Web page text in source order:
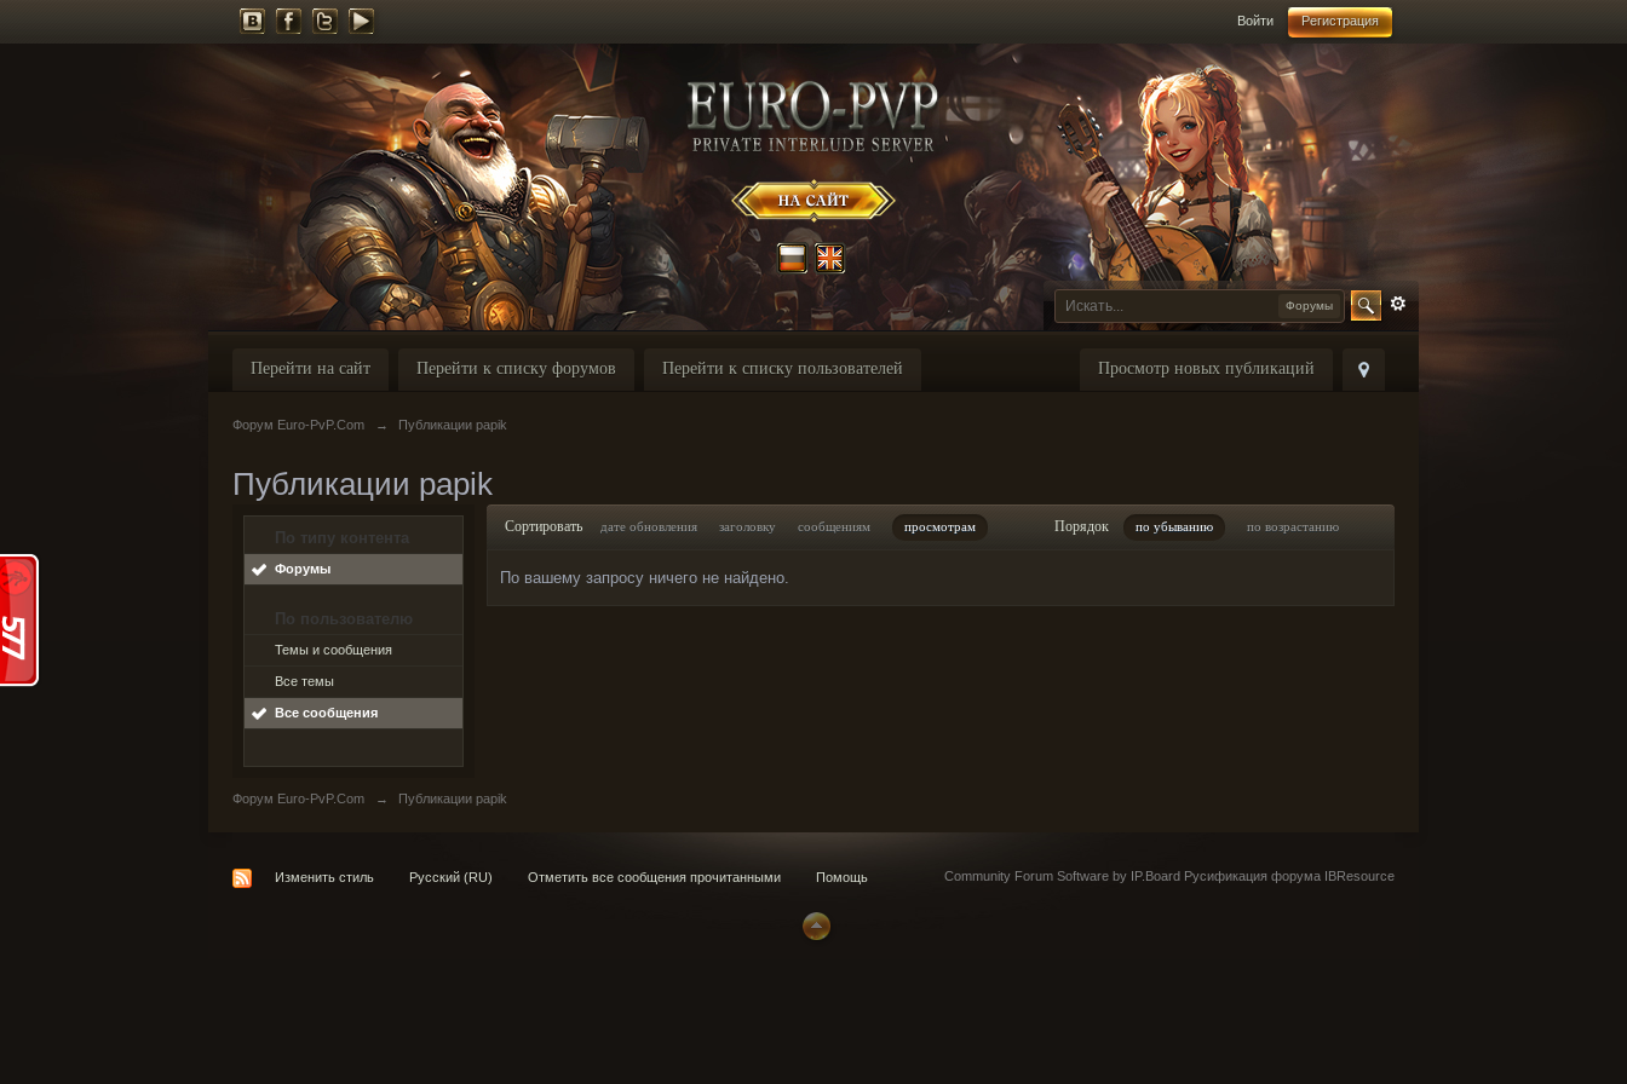
Войти Регистрация
Форумы
Просмотр новых публикаций
Перейти на сайт Перейти к списку форумов Перейти к списку пользователей
Форум Euro-PvP.Com → Публикации papik
Публикации papik
По типу контента
Форумы
По пользователю
Темы и сообщения
Все темы
Все сообщения
Сортировать дате обновления заголовку сообщениям просмотрам Порядок по убыванию по возрастанию
По вашему запросу ничего не найдено.
Форум Euro-PvP.Com → Публикации papik
Изменить стиль Русский (RU) Отметить все сообщения прочитанными Помощь Community Forum Software by IP.Board Русификация форума IBResource